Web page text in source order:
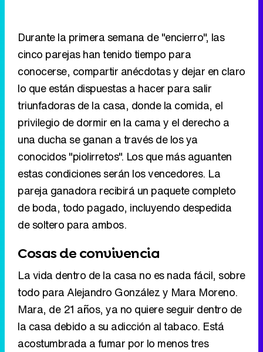
Durante la primera semana de "encierro", las
cinco parejas han tenido tiempo para
conocerse, compartir anécdotas y dejar en claro
lo que están dispuestas a hacer para salir
triunfadoras de la casa, donde la comida, el
privilegio de dormir en la cama y el derecho a
una ducha se ganan a través de los ya
conocidos "piolirretos". Los que más aguanten
estas condiciones serán los vencedores. La
pareja ganadora recibirá un paquete completo
de boda, todo pagado, incluyendo despedida
de soltero para ambos.
Cosas de convivencia
La vida dentro de la casa no es nada fácil, sobre
todo para Alejandro González y Mara Moreno.
Mara, de 21 años, ya no quiere seguir dentro de
la casa debido a su adicción al tabaco. Está
acostumbrada a fumar por lo menos tres